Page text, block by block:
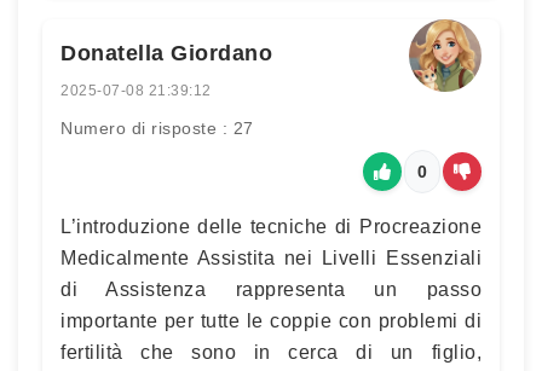
Donatella Giordano
2025-07-08 21:39:12
Numero di risposte : 27
0
L’introduzione delle tecniche di Procreazione
Medicalmente Assistita nei Livelli Essenziali
di Assistenza rappresenta un passo
importante per tutte le coppie con problemi di
fertilità che sono in cerca di un figlio,